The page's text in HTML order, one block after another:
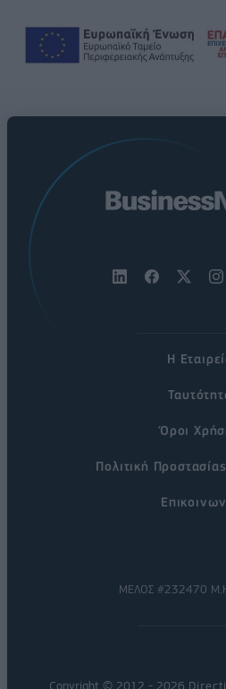
Η
Όροι
Πολιτική
ΜΕΛΟΣ #232470
Copyright © 2012 - 2026